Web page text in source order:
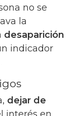
no se
la
desaparición
indicador
dejar de